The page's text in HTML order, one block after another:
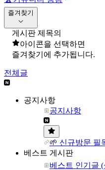
즐겨찾기
게시판 제목의
아이콘을 선택하면
즐겨찾기에 추가됩니다.
전체글
공지사항
공지사항
🌱 신규방문 필
베스트 게시판
베스트 인기글